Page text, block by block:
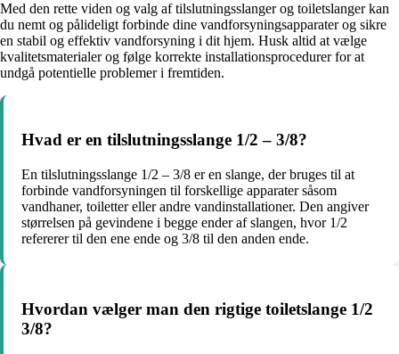
Med den rette viden og valg af tilslutningsslanger og toiletslanger kan
du nemt og pålideligt forbinde dine vandforsyningsapparater og sikre
en stabil og effektiv vandforsyning i dit hjem. Husk altid at vælge
kvalitetsmaterialer og følge korrekte installationsprocedurer for at
undgå potentielle problemer i fremtiden.
Hvad er en tilslutningsslange 1/2 – 3/8?
En tilslutningsslange 1/2 – 3/8 er en slange, der bruges til at
forbinde vandforsyningen til forskellige apparater såsom
vandhaner, toiletter eller andre vandinstallationer. Den angiver
størrelsen på gevindene i begge ender af slangen, hvor 1/2
refererer til den ene ende og 3/8 til den anden ende.
Hvordan vælger man den rigtige toiletslange 1/2
3/8?